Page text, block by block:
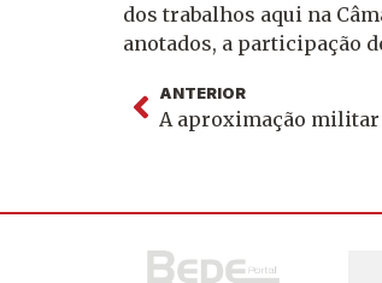
dos trabalhos aqui na
anotados, a participação
ANTERIOR
A aproximação